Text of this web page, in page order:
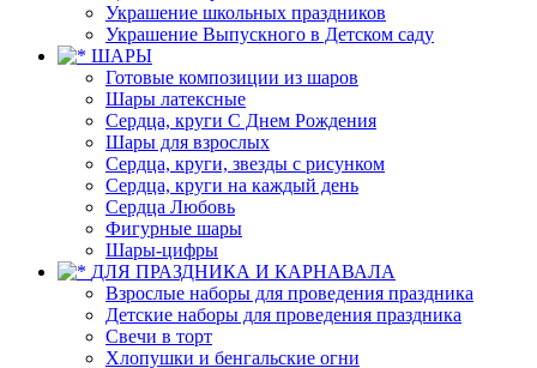
Украшение школьных праздников
Украшение Выпускного в Детском саду
ШАРЫ
Готовые композиции из шаров
Шары латексные
Сердца, круги С Днем Рождения
Шары для взрослых
Сердца, круги, звезды с рисунком
Сердца, круги на каждый день
Сердца Любовь
Фигурные шары
Шары-цифры
ДЛЯ ПРАЗДНИКА И КАРНАВАЛА
Взрослые наборы для проведения праздника
Детские наборы для проведения праздника
Свечи в торт
Хлопушки и бенгальские огни